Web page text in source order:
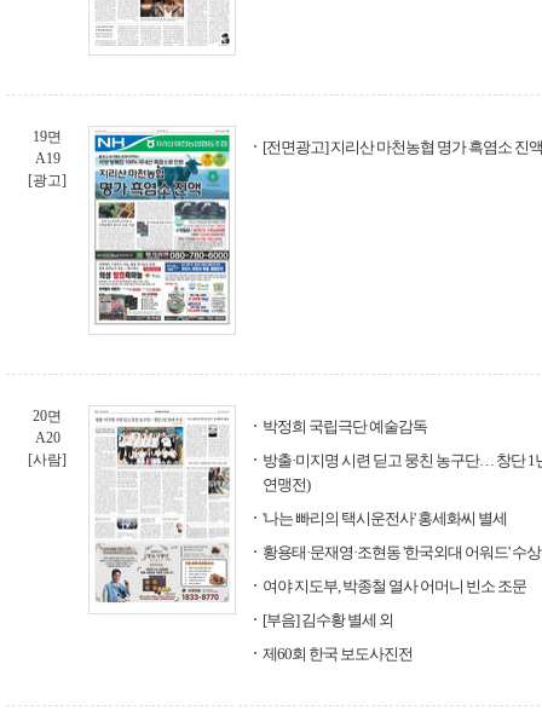
19면
A19
[광고]
[전면광고] 지리산 마천농협 명가 흑염소 진
20면
A20
[사람]
박정희 국립극단 예술감독
방출·미지명 시련 딛고 뭉친 농구단… 창단 1
연맹전)
'나는 빠리의 택시운전사' 홍세화씨 별세
황용태·문재영·조현동 '한국외대 어워드' 수상
여야 지도부, 박종철 열사 어머니 빈소 조문
[부음] 김수황 별세 외
제60회 한국 보도사진전